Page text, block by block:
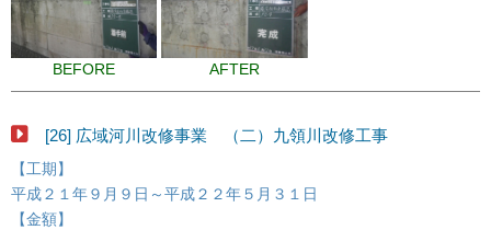
BEFORE AFTER
[26] 広域河川改修事業 （二）九領川改修工事
【工期】
平成２１年９月９日～平成２２年５月３１日
【金額】